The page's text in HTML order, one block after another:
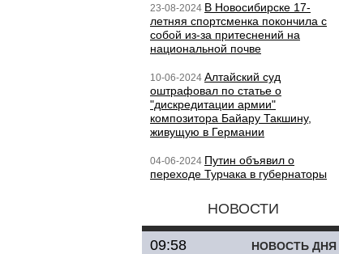
23-08-2024 В Новосибирске 17-
летняя спортсменка покончила с
собой из-за притеснений на
национальной почве
10-06-2024 Алтайский суд
оштрафовал по статье о
"дискредитации армии"
композитора Байару Такшину,
живущую в Германии
04-06-2024 Путин объявил о
переходе Турчака в губернаторы
НОВОСТИ
НОВОСТЬ ДНЯ
09:58